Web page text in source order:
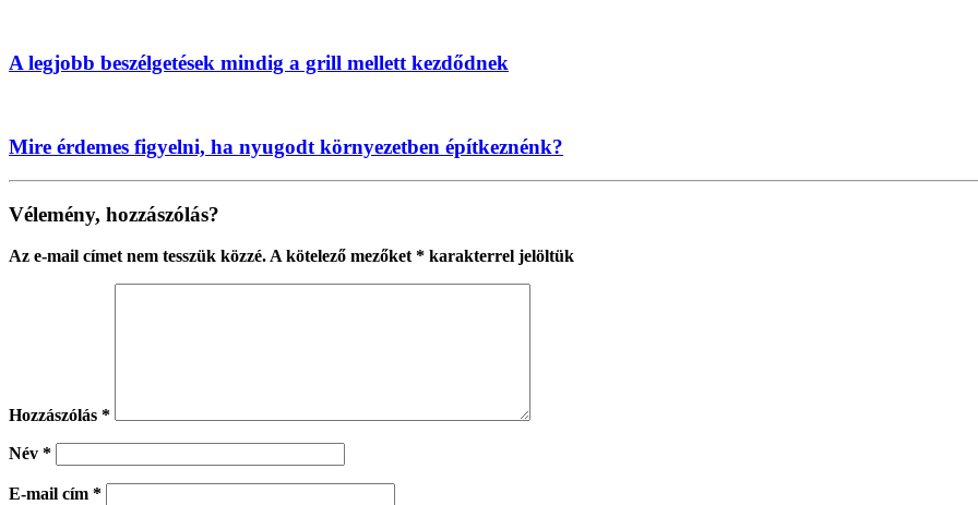
A legjobb beszélgetések mindig a grill mellett kezdődnek
Mire érdemes figyelni, ha nyugodt környezetben építkeznénk?
Vélemény, hozzászólás?
Az e-mail címet nem tesszük közzé. A kötelező mezőket * karakterrel jelöltük
Hozzászólás *
Név *
E-mail cím *